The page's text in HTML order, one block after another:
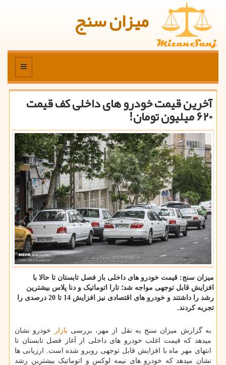
میزان سنج
منو
آخرین قیمت خودرو های داخلی کف قیمت
۶۲۰ میلیون تومان!
میزان سنج: قیمت خودرو های داخلی باز فصل تابستان تا حالا با
افزایش قابل توجهی مواجه شد؛ تارا اتوماتیک و دنا پلاس بیشترین
رشد را داشتند و خودرو های اقتصادی نیز افزایش 14 تا 20 درصدی را
تجربه کردند.
به گزارش میزان سنج به نقل از مهر، بررسی بازار
خودرو نشان
میدهد که قیمت اغلب خودرو های داخلی از آغاز فصل تابستان تا
انتهای مهر ماه با افزایش قابل توجهی روبرو شده است. ارزیابی ها
نشان میدهد که خودرو های نیمه لوکس و اتوماتیک بیشترین رشد